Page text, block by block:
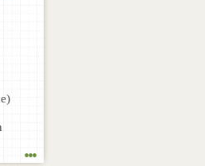
...